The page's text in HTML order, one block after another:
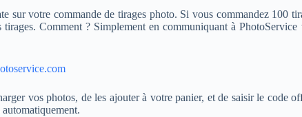
votre commande de tirages photo. Si vous commandez 100
Comment ? Simplement en communiquant à
vos photos, de les ajouter à votre panier, et de saisir le code